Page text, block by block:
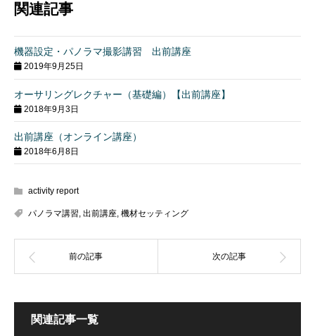
関連記事
機器設定・パノラマ撮影講習 出前講座
2019年9月25日
オーサリングレクチャー（基礎編）【出前講座】
2018年9月3日
出前講座（オンライン講座）
2018年6月8日
activity report
パノラマ講習, 出前講座, 機材セッティング
関連記事一覧